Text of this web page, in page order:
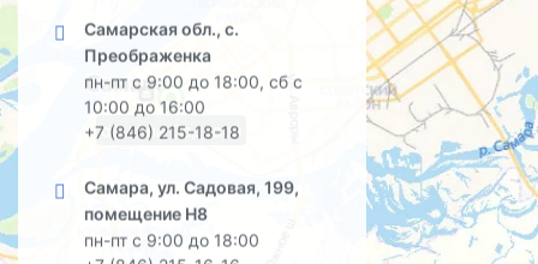
Самарская обл., с.
Преображенка
пн-пт с 9:00 до 18:00, сб с
10:00 до 16:00
+7 (846) 215-18-18
Самара, ул. Садовая, 199,
помещение Н8
пн-пт с 9:00 до 18:00
офис на Садовой